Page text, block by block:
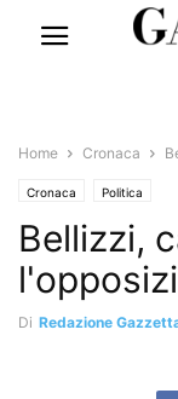
Home Cronaca
Cronaca Politica
Bellizzi,
Di Redazione